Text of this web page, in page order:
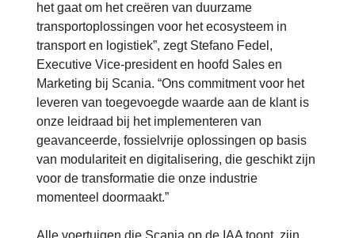
het gaat om het creëren van duurzame
transportoplossingen voor het ecosysteem in
transport en logistiek”, zegt Stefano Fedel,
Executive Vice-president en hoofd Sales en
Marketing bij Scania. “Ons commitment voor het
leveren van toegevoegde waarde aan de klant is
onze leidraad bij het implementeren van
geavanceerde, fossielvrije oplossingen op basis
van modulariteit en digitalisering, die geschikt zijn
voor de transformatie die onze industrie
momenteel doormaakt.”
Alle voertuigen die Scania op de IAA toont, zijn